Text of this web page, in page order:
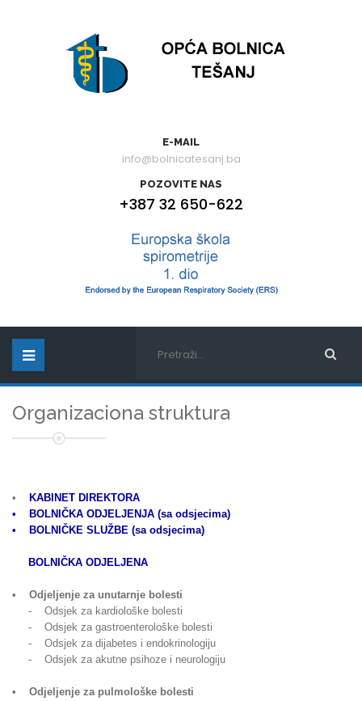
E-MAIL
info@bolnicatesanj.ba
POZOVITE NAS
+387 32 650-622
Organizaciona struktura
•
KABINET DIREKTORA
• BOLNIČKA ODJELJENJA (sa odsjecima)
• BOLNIČKE SLUŽBE (sa odsjecima)
BOLNIČKA ODJELJENA
• Odjeljenje za unutarnje bolesti
- Odsjek za kardiološke bolesti
- Odsjek za gastroenterološke bolesti
- Odsjek za dijabetes i endokrinologiju
- Odsjek za akutne psihoze i neurologiju
• Odjeljenje za pulmološke bolesti